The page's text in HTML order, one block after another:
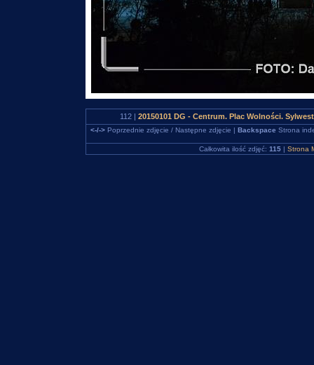
112 | 20150101 DG - Centrum. Plac Wolności.
<-/->Poprzednie zdjęcie / Następne zdjęcie | Backspace Strona
Całkowita ilość zdjęć: 115| Strona